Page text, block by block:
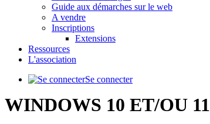
Guide aux démarches sur le web
A vendre
Inscriptions
Extensions
Ressources
L'association
Se connecter
WINDOWS 10 ET/OU 11